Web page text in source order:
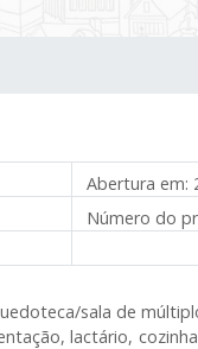
Abertura em:
Número do
sala de
lactário,